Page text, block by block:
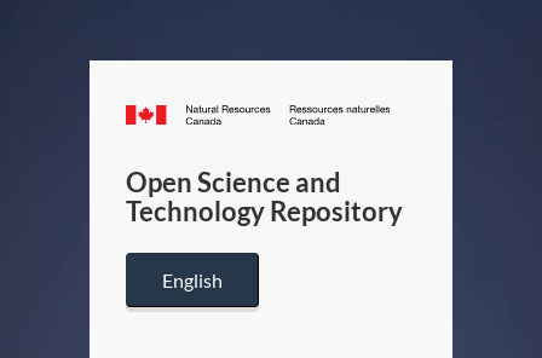
Canada.ca
/
Canada
Open Science and
Technology Repository
English